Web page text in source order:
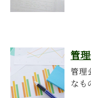
管
管理
なも